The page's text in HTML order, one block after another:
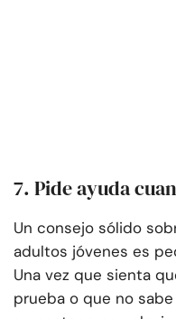
7. Pide ayuda
Un consejo sólido
adultos jóvenes es
Una vez que sienta
prueba o que no